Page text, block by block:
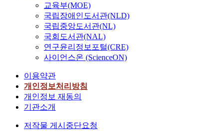
교육부(MOE)
국립장애인도서관(NLD)
국립중앙도서관(NL)
국회도서관(NAL)
연구윤리정보포털(CRE)
사이언스온 (ScienceON)
이용약관
개인정보처리방침
개인정보 재동의
기관소개
저작물 게시중단요청